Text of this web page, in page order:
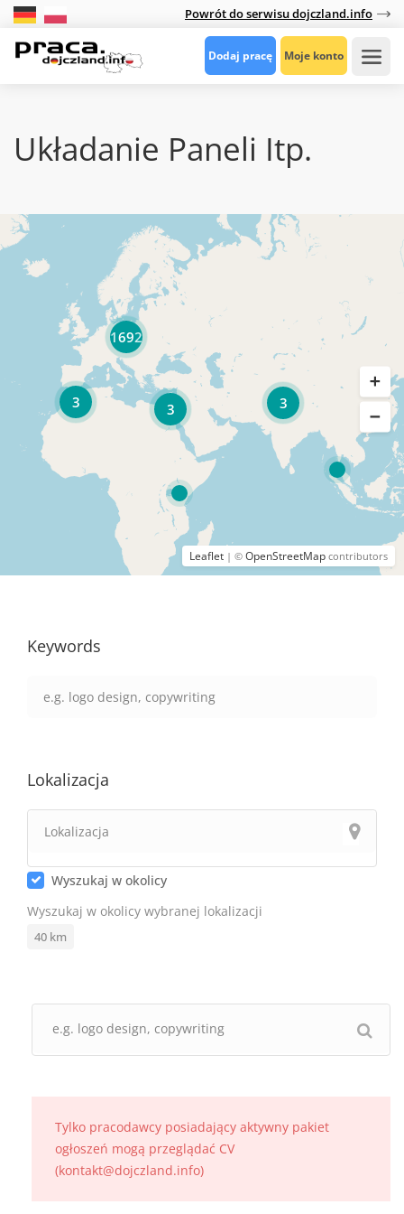
Powrót do serwisu dojczland.info
Dodaj pracę Moje konto
Układanie Paneli Itp.
3
3
3
1692
Leaflet | © OpenStreetMap contributors
Keywords
Lokalizacja
Wyszukaj w okolicy
Wyszukaj w okolicy wybranej lokalizacji
40 km
Tylko pracodawcy posiadający aktywny pakiet
ogłoszeń mogą przeglądać CV
(kontakt@dojczland.info)